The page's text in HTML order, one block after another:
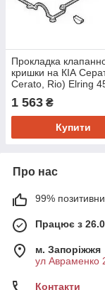
Прокладка
кришки на КІА
Cerato, Rio) Elring
1 563 ₴
Купити
Про нас
99%
Працює з
м. Запоріжжя
ул Авраменко
Контакти